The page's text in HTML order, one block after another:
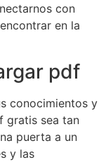
con
en la
pdf
conocimientos y
gratis sea tan
puerta a un
y las